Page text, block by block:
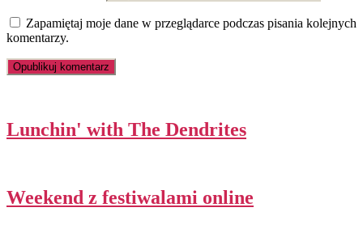
Zapamiętaj moje dane w przeglądarce podczas pisania kolejnych
komentarzy.
Lunchin' with The Dendrites
Weekend z festiwalami online